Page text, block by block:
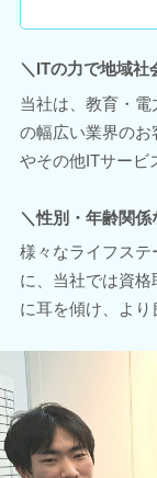
＼ITの力で地域社
当社は、教育・
の幅広い業界の
やその他ITサービ
＼性別・年齢関
様々なライフステ
に、当社では資
に耳を傾け、より